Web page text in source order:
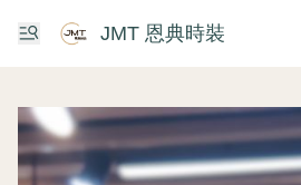
JMT 恩典時裝